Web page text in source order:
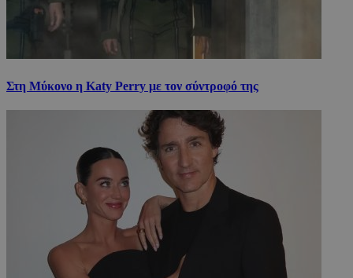
Στη Μύκονο η Katy Perry με τον σύντροφό της